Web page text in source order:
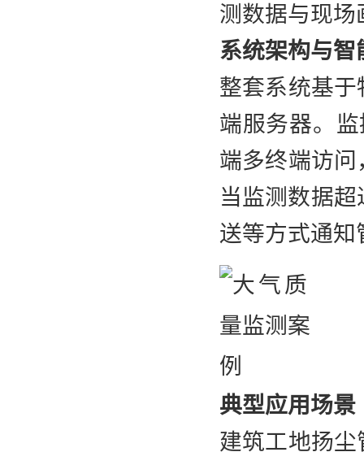
测数据与现场
系统架构与智
整套系统基
端服务器。
端多终端访
当监测数据
送等方式通
典型应用场景
建筑工地扬